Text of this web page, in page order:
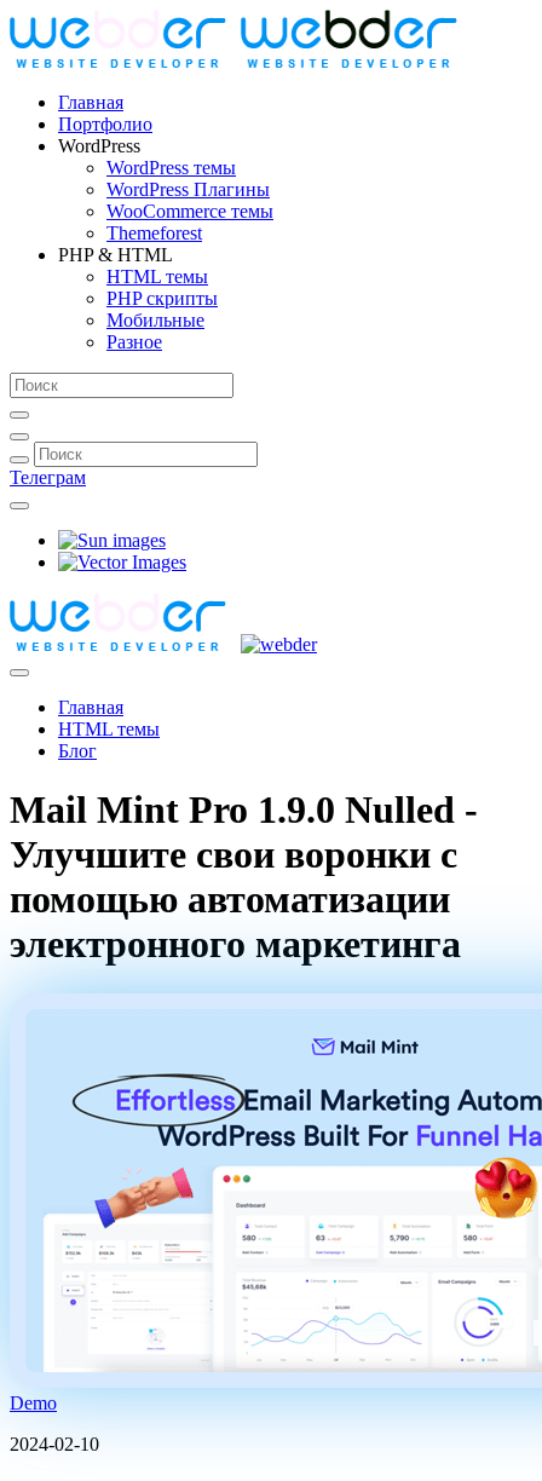
Главная
Портфолио
WordPress
WordPress темы
WordPress Плагины
WooCommerce темы
Themeforest
PHP & HTML
HTML темы
PHP скрипты
Мобильные
Разное
Телеграм
Главная
HTML темы
Блог
Mail Mint Pro 1.9.0 Nulled -
Улучшите свои воронки с
помощью автоматизации
электронного маркетинга
Demo
2024-02-10